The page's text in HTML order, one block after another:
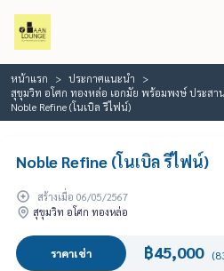
หน้าแรก
ประกาศแนะนำ
สุขุมวิท อโศก ทองหล่อ เอกมัย พร้อมพงษ์ ประสา
Noble Refine (โนเบิล รีไฟน์)
Noble Refine (โนเบิล รีไฟน์)
สร้างเมื่อ 06/05/2567
สุขุมวิท อโศก ทองหล่อ
ราคาเช่า ฿45,000